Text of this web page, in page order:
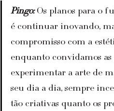
Pingo: Os planos para o
é continuar inovando,
compromisso com a
enquanto convidamos as
experimentar a arte de
seu dia a dia, sempre
tão criativas quanto os